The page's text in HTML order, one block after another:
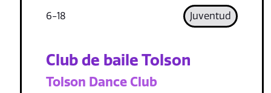
6-18 Juventud
Club de baile Tolson
Tolson Dance Club